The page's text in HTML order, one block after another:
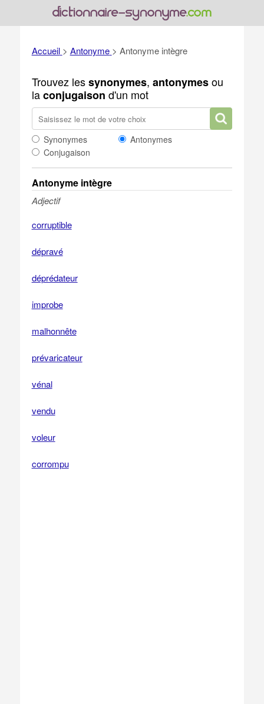
Accueil > Antonyme > Antonyme intègre
Trouvez lessynonymes, antonymesou
laconjugaison d'un mot
Synonymes
Antonymes
Conjugaison
Antonyme intègre
Adjectif
corruptible
dépravé
déprédateur
improbe
malhonnête
prévaricateur
vénal
vendu
voleur
corrompu